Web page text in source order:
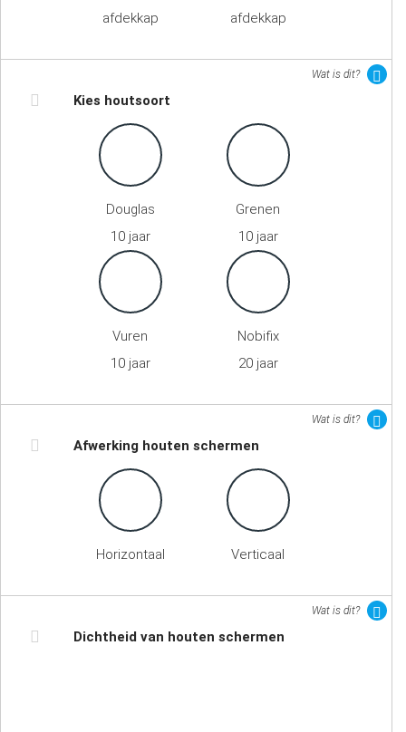
afdekkap
afdekkap
Wat is dit?
Kies houtsoort
Douglas
10 jaar
Grenen
10 jaar
Vuren
10 jaar
Nobifix
20 jaar
Wat is dit?
Afwerking houten schermen
Horizontaal Verticaal
Wat is dit?
Dichtheid van houten schermen